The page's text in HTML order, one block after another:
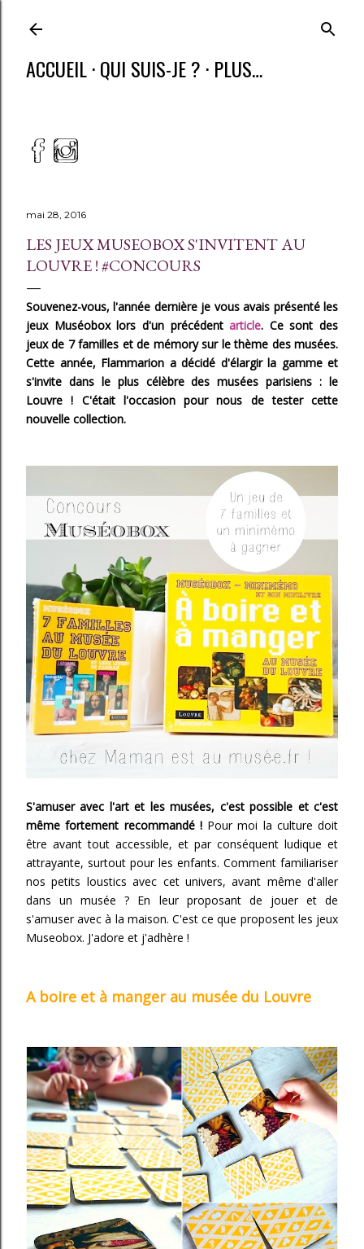
ACCUEIL QUI SUIS-JE ? PLUS…
mai 28, 2016
LES JEUX MUSEOBOX S'INVITENT AU
LOUVRE ! #CONCOURS
Souvenez-vous, l'année dernière je vous avais présenté les
jeux Muséobox lors d'un précédentarticle. Ce sont des
jeux de 7 familles et de mémory sur le thème des musées.
Cette année, Flammarion a décidé d'élargir la gamme et
s'invite dans le plus célèbre des musées parisiens : le
Louvre ! C'était l'occasion pour nous de tester cette
nouvelle collection.
S'amuser avec l'art et les musées, c'est possible et c'est
même fortement recommandé !Pour moi la culture doit
être avant tout accessible, et par conséquent ludique et
attrayante, surtout pour les enfants. Comment familiariser
nos petits loustics avec cet univers, avant même d'aller
dans un musée ? En leur proposant de jouer et de
s'amuser avec à la maison. C'est ce que proposent les jeux
Museobox. J'adore et j'adhère !
A boire et à manger au musée du Louvre